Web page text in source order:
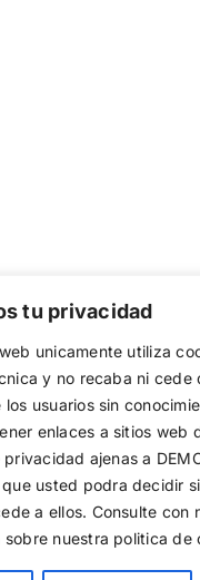
tu privacidad
unicamente utiliza
y no recaba ni cede
los usuarios sin
enlaces a sitios web
ajenas a
que usted podra decidir
a ellos. Consulte con
sobre nuestra politica de
| Democracia Nacional
Facebook
Twitter
variable
public_html/
de la web, medir
Puede aceptar
no necesarias o
Aceptar todo
Rechazar